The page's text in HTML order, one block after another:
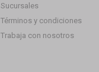
Sucursales
Términos y condiciones
Trabaja con nosotros